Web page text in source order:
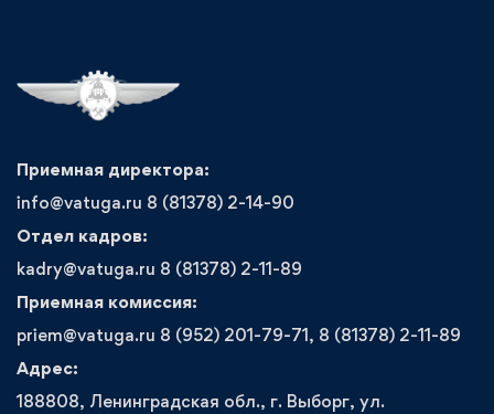
Приемная директора:
info@vatuga.ru 8 (81378) 2-14-90
Отдел кадров:
kadry@vatuga.ru 8 (81378) 2-11-89
Приемная комиссия:
priem@vatuga.ru 8 (952) 201-79-71, 8 (81378) 2-11-89
Адрес:
188808, Ленинградская обл., г. Выборг, ул.